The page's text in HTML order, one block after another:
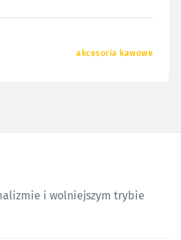
akcesoria kawowe
i wolniejszym trybie